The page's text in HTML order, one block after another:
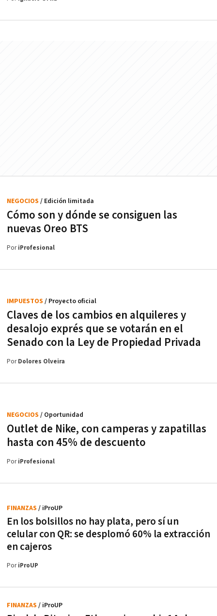
Cómo son y dónde se consiguen las
nuevas Oreo BTS
NEGOCIOS / Edición limitada
PoriProfesional
Claves de los cambios en alquileres y
desalojo exprés que se votarán en el
Senado con la Ley de Propiedad Privada
IMPUESTOS / Proyecto oficial
PorDolores Olveira
Outlet de Nike, con camperas y zapatillas
hasta con 45% de descuento
NEGOCIOS / Oportunidad
PoriProfesional
En los bolsillos no hay plata, pero sí un
celular con QR: se desplomó 60% la extracción
en cajeros
FINANZAS / iProUP
PoriProUP
FINANZAS / iProUP